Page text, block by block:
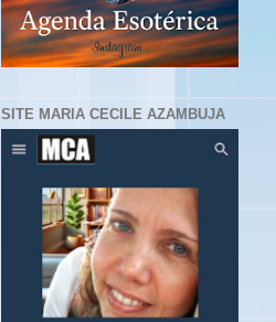
SITE MARIA CECILE AZAMBUJA